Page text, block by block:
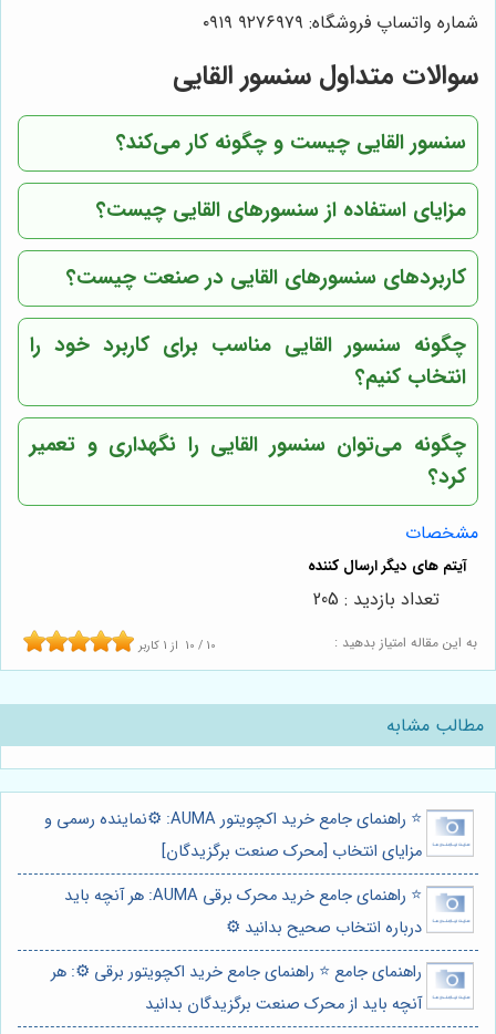
شماره واتساپ فروشگاه: ۰۹۱۹ ۹۲۷۶۹۷۹
سوالات متداول سنسور القایی
سنسور القایی چیست و چگونه کار می‌کند؟
مزایای استفاده از سنسورهای القایی چیست؟
کاربردهای سنسورهای القایی در صنعت چیست؟
چگونه سنسور القایی مناسب برای کاربرد خود را
انتخاب کنیم؟
چگونه می‌توان سنسور القایی را نگهداری و تعمیر
کرد؟
مشخصات
به این مقاله امتیاز بدهید : 10 / 10 از 1 کاربر
تعداد بازدید : 205
مطالب مشابه
⭐️ راهنمای جامع خرید اکچویتور AUMA: ⚙️نماینده رسمی و
مزایای انتخاب [محرک صنعت برگزیدگان]
⭐️ راهنمای جامع خرید محرک برقی AUMA: هر آنچه باید
درباره انتخاب صحیح بدانید ⚙️
راهنمای جامع ⭐️ راهنمای جامع خرید اکچویتور برقی ⚙️: هر
آنچه باید از محرک صنعت برگزیدگان بدانید